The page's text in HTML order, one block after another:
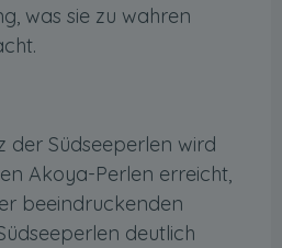
was sie zu wahren
der Südseeperlen wird
Akoya-Perlen erreicht,
beeindruckenden
deutlich